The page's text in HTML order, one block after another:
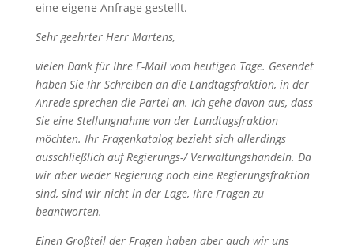
eine eigene Anfrage gestellt.
Sehr geehrter Herr Martens,
vielen Dank für Ihre E-Mail vom heutigen Tage. Gesendet
haben Sie Ihr Schreiben an die Landtagsfraktion, in der
Anrede sprechen die Partei an. Ich gehe davon aus, dass
Sie eine Stellungnahme von der Landtagsfraktion
möchten. Ihr Fragenkatalog bezieht sich allerdings
ausschließlich auf Regierungs-/ Verwaltungshandeln. Da
wir aber weder Regierung noch eine Regierungsfraktion
sind, sind wir nicht in der Lage, Ihre Fragen zu
beantworten.
Einen Großteil der Fragen haben aber auch wir uns